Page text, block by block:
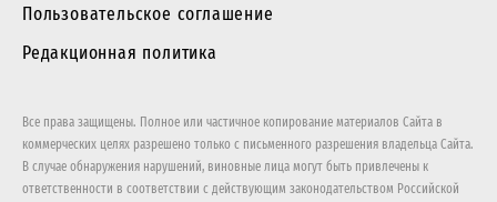
Пользовательское соглашение
Редакционная политика
Все права защищены. Полное или частичное копирование материалов Сайта в
коммерческих целях разрешено только с письменного разрешения владельца Сайта.
В случае обнаружения нарушений, виновные лица могут быть привлечены к
ответственности в соответствии с действующим законодательством Российской